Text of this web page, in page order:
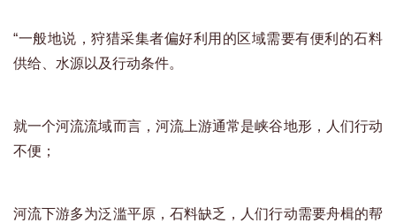
“一般地说，狩猎采集者偏好利用的区域需要有便利的石料
供给、水源以及行动条件。
就一个河流流域而言，河流上游通常是峡谷地形，人们行动
不便；
河流下游多为泛滥平原，石料缺乏，人们行动需要舟楫的帮